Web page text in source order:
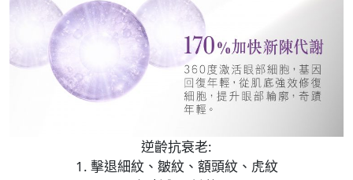
逆齡抗衰老:
1. 擊退細紋、皺紋、額頭紋、虎紋